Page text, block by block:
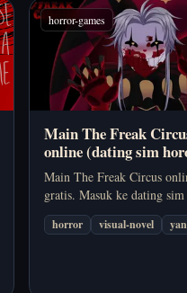
horror-games
Main The Freak
online (dating sim
18+)
Main The Freak Circus
gratis. Masuk ke dating sim
18+ dengan Pierrot,
obsesi, rivalitas, dan rahasia
horror visual-novel